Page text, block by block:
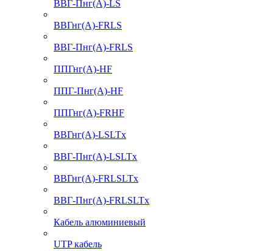
ВВГ-Пнг(А)-LS
ВВГнг(А)-FRLS
ВВГ-Пнг(А)-FRLS
ППГнг(А)-HF
ППГ-Пнг(А)-HF
ППГнг(А)-FRHF
ВВГнг(А)-LSLTx
ВВГ-Пнг(А)-LSLTx
ВВГнг(А)-FRLSLTx
ВВГ-Пнг(А)-FRLSLTx
Кабель алюминиевый
UTP кабель